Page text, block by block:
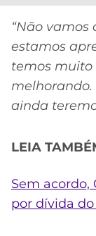
“Não vamos
estamos
temos muito
melhorando.
ainda
LEIA
Sem acordo,
por dívida